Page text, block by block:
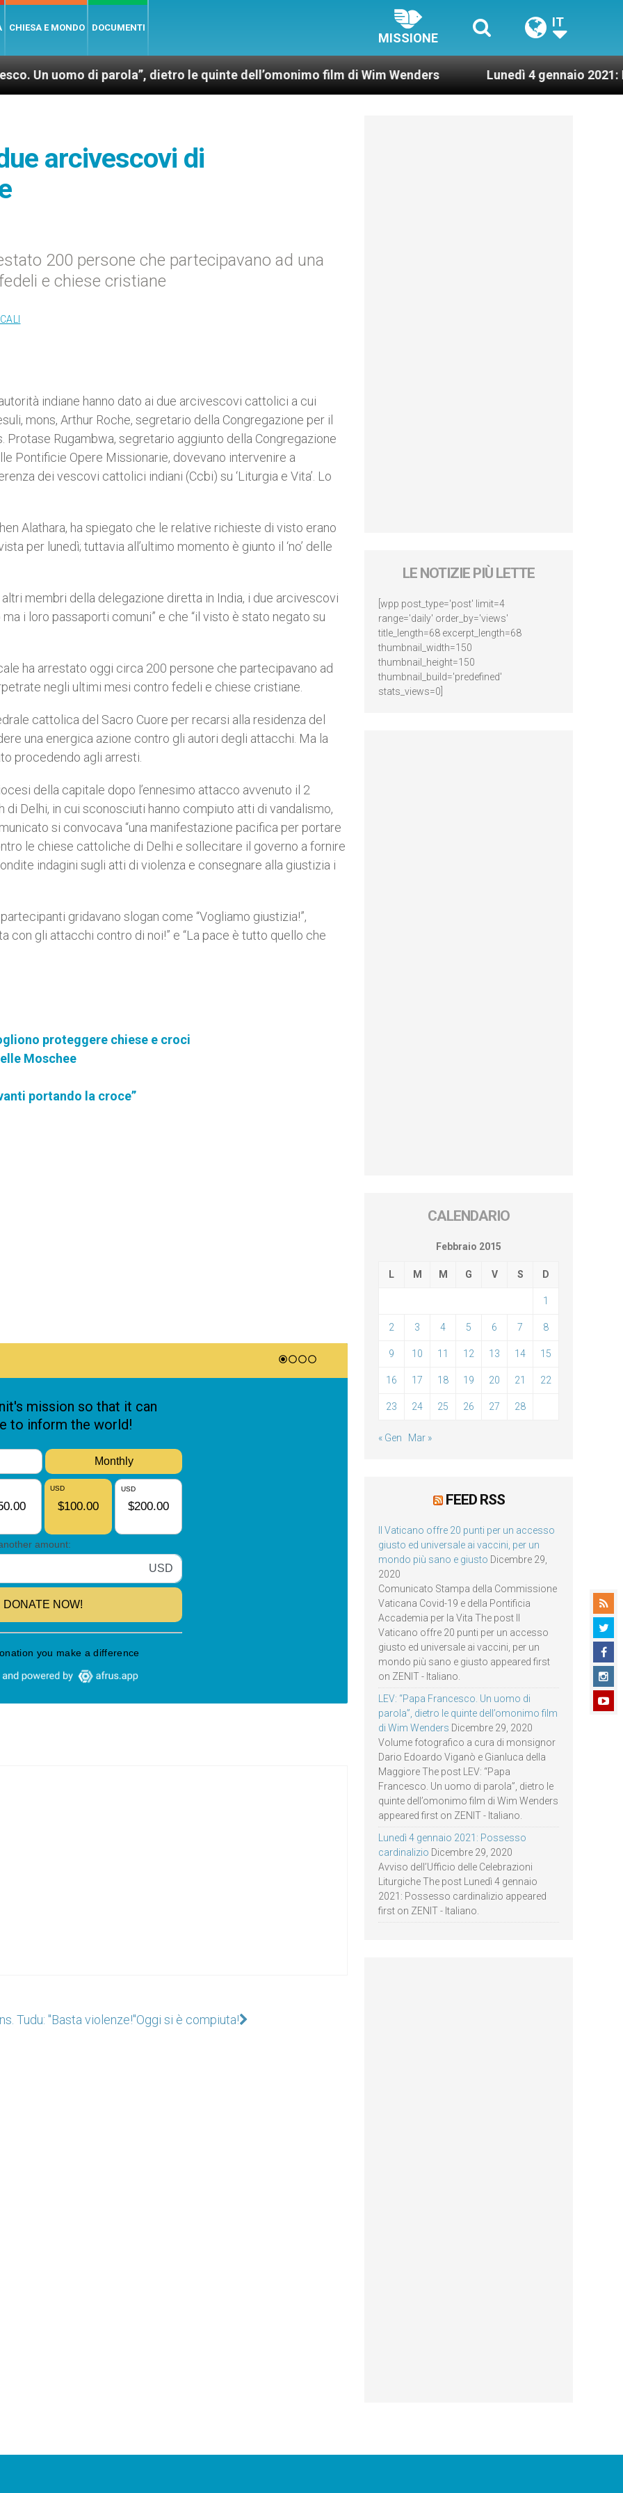
CHIESA E MONDO DOCUMENTI
MISSIONE
IT
di parola”, dietro le quinte dell’omonimo film di Wim Wenders Lunedì 4 gennaio 2021: Possesso
arcivescovi di
200 persone che partecipavano ad una
e chiese cristiane
indiane hanno dato ai due arcivescovi cattolici a cui
mons, Arthur Roche, segretario della Congregazione per il
Rugambwa, segretario aggiunto della Congregazione
Pontificie Opere Missionarie, dovevano intervenire a
dei vescovi cattolici indiani (Ccbi) su ‘Liturgia e Vita’. Lo
Alathara, ha spiegato che le relative richieste di visto erano
per lunedì; tuttavia all’ultimo momento è giunto il ‘no’ delle
membri della delegazione diretta in India, i due arcivescovi
i loro passaporti comuni” e che “il visto è stato negato su
ha arrestato oggi circa 200 persone che partecipavano ad
negli ultimi mesi contro fedeli e chiese cristiane.
cattolica del Sacro Cuore per recarsi alla residenza del
una energica azione contro gli autori degli attacchi. Ma la
procedendo agli arresti.
della capitale dopo l’ennesimo attacco avvenuto il 2
di Delhi, in cui sconosciuti hanno compiuto atti di vandalismo,
si convocava “una manifestazione pacifica per portare
le chiese cattoliche di Delhi e sollecitare il governo a fornire
indagini sugli atti di violenza e consegnare alla giustizia i
gridavano slogan come “Vogliamo giustizia!”,
con gli attacchi contro di noi!” e “La pace è tutto quello che
proteggere chiese e croci
Moschee
portando la croce”
Tudu: "Basta violenze!"Oggi si è compiuta!
LE NOTIZIE PIÙ LETTE
[wpp post_type='post' limit=4
range='daily' order_by='views'
title_length=68 excerpt_length=68
thumbnail_width=150
thumbnail_height=150
thumbnail_build='predefined'
stats_views=0]
CALENDARIO
Febbraio 2015
L M M G V S D
1
2 3 4 5 6 7 8
9 10 11 12 13 14 15
16 17 18 19 20 21 22
23 24 25 26 27 28
« Gen Mar »
FEED RSS
Il Vaticano offre 20 punti per un accesso
giusto ed universale ai vaccini, per un
mondo più sano e giusto Dicembre 29,
2020
Comunicato Stampa della Commissione
Vaticana Covid-19 e della Pontificia
Accademia per la Vita The post Il
Vaticano offre 20 punti per un accesso
giusto ed universale ai vaccini, per un
mondo più sano e giusto appeared first
on ZENIT - Italiano.
LEV: “Papa Francesco. Un uomo di
parola”, dietro le quinte dell’omonimo film
di Wim Wenders Dicembre 29, 2020
Volume fotografico a cura di monsignor
Dario Edoardo Viganò e Gianluca della
Maggiore The post LEV: “Papa
Francesco. Un uomo di parola”, dietro le
quinte dell’omonimo film di Wim Wenders
appeared first on ZENIT - Italiano.
Lunedì 4 gennaio 2021: Possesso
cardinalizio Dicembre 29, 2020
Avviso dell’Ufficio delle Celebrazioni
Liturgiche The post Lunedì 4 gennaio
2021: Possesso cardinalizio appeared
first on ZENIT - Italiano.